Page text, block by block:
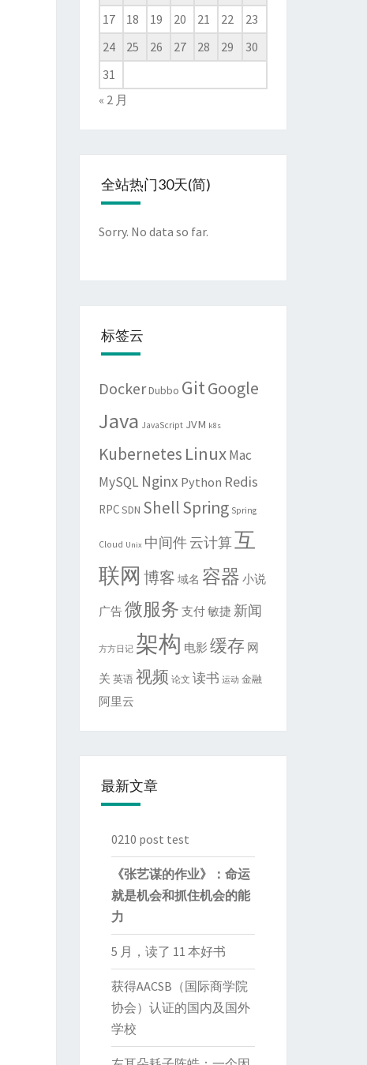
17
18 19 20 21 22
23
24
25 26 27 28 29
30
31
« 2 月
全站热门30天(简)
Sorry. No data so far.
标签云
Docker Dubbo GitGoogle
Java JavaScript JVM k8s
Kubernetes Linux Mac
MySQL Nginx Python Redis
RPC SDN ShellSpring Spring
Cloud Unix 中间件 云计算互
联网 博客 域名 容器 小说
广告微服务 支付敏捷 新闻
方方日记 架构 电影 缓存 网
关 英语 视频 论文 读书 运动 金融
阿里云
最新文章
0210 post test
《张艺谋的作业》：命运
就是机会和抓住机会的能
力
5 月，读了 11 本好书
获得AACSB（国际商学院
协会）认证的国内及国外
学校